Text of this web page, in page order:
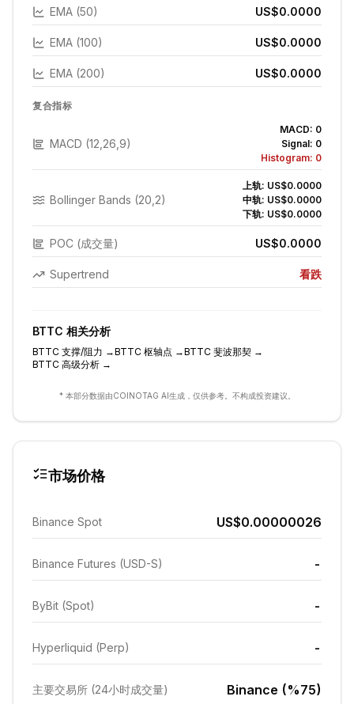
EMA (50) US$0.0000
EMA (100) US$0.0000
EMA (200) US$0.0000
复合指标
MACD (12,26,9)
MACD: 0
Signal: 0
Histogram: 0
Bollinger Bands (20,2)
上轨: US$0.0000
中轨: US$0.0000
下轨: US$0.0000
POC (成交量) US$0.0000
Supertrend 看跌
BTTC 相关分析
BTTC 支撑/阻力 →BTTC 枢轴点 →BTTC 斐波那契 →
BTTC 高级分析 →
* 本部分数据由COINOTAG AI生成，仅供参考。不构成投资建议。
市场价格
Binance Spot US$0.00000026
Binance Futures (USD-S) -
ByBit (Spot) -
Hyperliquid (Perp) -
主要交易所 (24小时成交量) Binance (%75)